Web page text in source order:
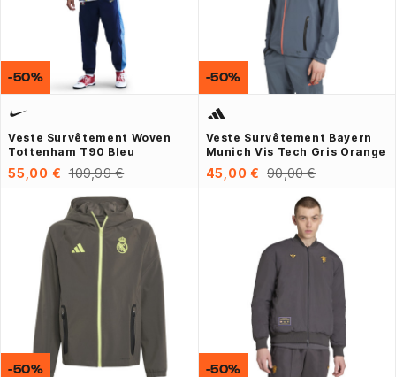
Veste Survêtement Woven
Tottenham T90 Bleu
55,00 € 109,99 €
-50%
Veste Survêtement Bayern
Munich Vis Tech Gris Orange
45,00 € 90,00 €
-50%
-50% -50%